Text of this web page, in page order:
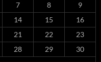
7 8
9
14 15
16
21 22
23
28 29
30